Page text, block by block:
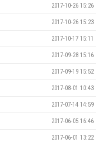
2017-10-26 15:26
2017-10-26 15:23
2017-10-17 15:11
2017-09-28 15:16
2017-09-19 15:52
2017-08-01 10:43
2017-07-14 14:59
2017-06-05 16:46
2017-06-01 13:22